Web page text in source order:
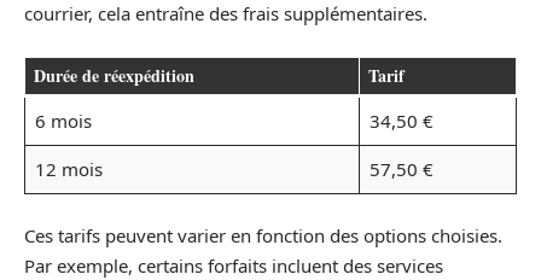
courrier, cela entraîne des frais supplémentaires.
Durée de réexpédition Tarif
6 mois
34,50 €
12 mois
57,50 €
Ces tarifs peuvent varier en fonction des options choisies.
Par exemple, certains forfaits incluent des services